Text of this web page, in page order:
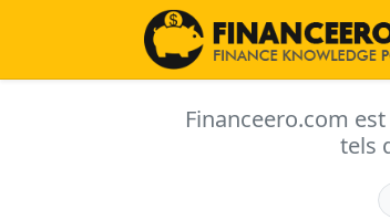
Financeero.com
tels